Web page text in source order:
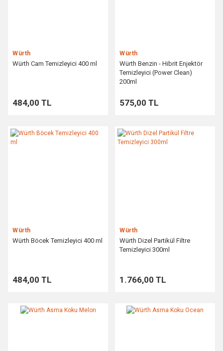
Würth
Würth Cam Temizleyici 400 ml
484,00 TL
Würth
Würth Benzin - Hibrit Enjektör
Temizleyici (Power Clean)
200ml
575,00 TL
Würth
Würth Böcek Temizleyici 400 ml
484,00 TL
Würth
Würth Dizel Partikül Filtre
Temizleyici 300ml
1.766,00 TL